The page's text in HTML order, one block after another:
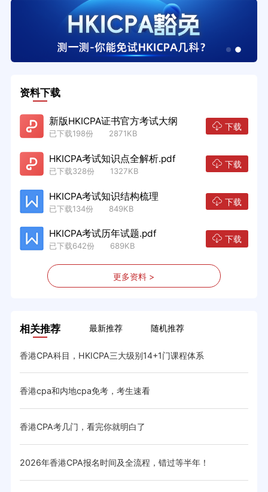
资料下载
新版HKICPA证书官方考试大纲
已下载198份 2871KB
下载
HKICPA考试知识点全解析.pdf
已下载328份 1327KB
下载
HKICPA考试知识结构梳理
已下载134份 849KB
下载
HKICPA考试历年试题.pdf
已下载642份 689KB
下载
更多资料 >
相关推荐 最新推荐 随机推荐
香港CPA科目，HKICPA三大级别14+1门课程体系
香港cpa和内地cpa免考，考生速看
香港CPA考几门，看完你就明白了
2026年香港CPA报名时间及全流程，错过等半年！